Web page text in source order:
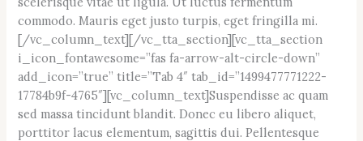
commodo. Mauris eget justo turpis, eget fringilla mi.
[/vc_column_text][/vc_tta_section][vc_tta_section
i_icon_fontawesome=”fas fa-arrow-alt-circle-down”
add_icon=”true” title=”Tab 4″ tab_id=”1499477771222-
17784b9f-4765″][vc_column_text]Suspendisse ac quam
sed massa tincidunt blandit. Donec eu libero aliquet,
porttitor lacus elementum, sagittis dui. Pellentesque